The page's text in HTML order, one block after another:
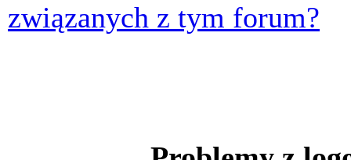
związanych z tym forum?